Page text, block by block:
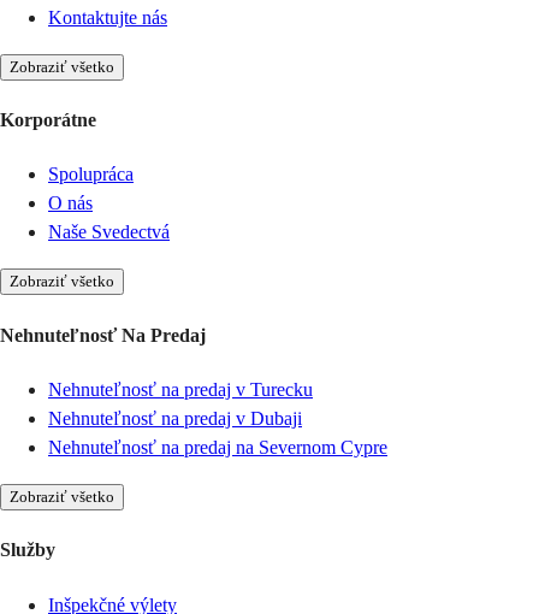
Kontaktujte nás
Zobraziť všetko
Korporátne
Spolupráca
O nás
Naše Svedectvá
Zobraziť všetko
Nehnuteľnosť Na Predaj
Nehnuteľnosť na predaj v Turecku
Nehnuteľnosť na predaj v Dubaji
Nehnuteľnosť na predaj na Severnom Cypre
Zobraziť všetko
Služby
Inšpekčné výlety